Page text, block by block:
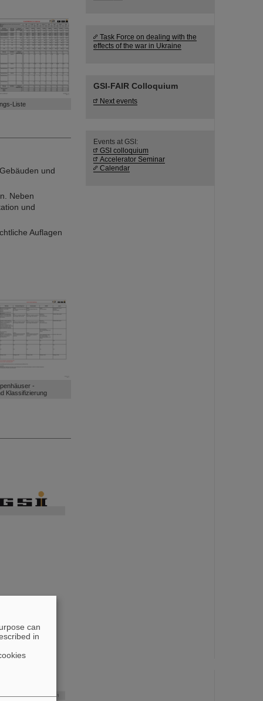
Liste
und
Neben
und
Auflagen
-
Klassifizierung
Task Force on dealing with the
effects of the war in Ukraine
GSI-FAIR Colloquium
Next events
Events at GSI:
GSI colloquium
Accelerator Seminar
Calendar
can
in